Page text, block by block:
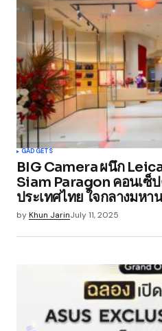
GADGETS
BIG Camera ผนึก
Siam Paragon คอนเซ็
ประเทศไทย ใจกลางมหา
byKhun JarinJuly 11, 2025